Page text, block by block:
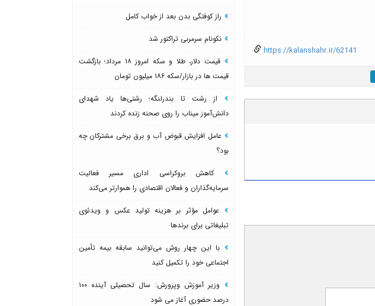
https://kalanshahr.ir/62141
راز کوفتگی بدن بعد از خواب کامل
نکونام سرمربی تراکتور شد
قیمت دلار، طلا و سکه امروز ۱۸ مرداد؛ بازگشت
قیمت ها در بازار/سکه ۱۸۶ میلیون تومان
از رشت تا بندرلنگه؛ رشتی‌ها یاد شهدای
دانش‌آموز میناب را روی صحنه زنده کردند
عامل افزایش قبوض آب و برق برخی مشترکان چه
بود؟
کاهش بروکراسی اداری مسیر فعالیت
سرمایه‌گذاران و فعالان اقتصادی را هموارتر می‌کند
عوامل مؤثر بر هزینه تولید عکس و ویدئوی
تبلیغاتی برای برندها
با این چهار روش می‌توانید سابقه بیمه تأمین
اجتماعی خود را تکمیل کنید
وزیر آموزش وپرورش: سال تحصیلی آینده ۱۰۰
درصد حضوری آغاز می شود